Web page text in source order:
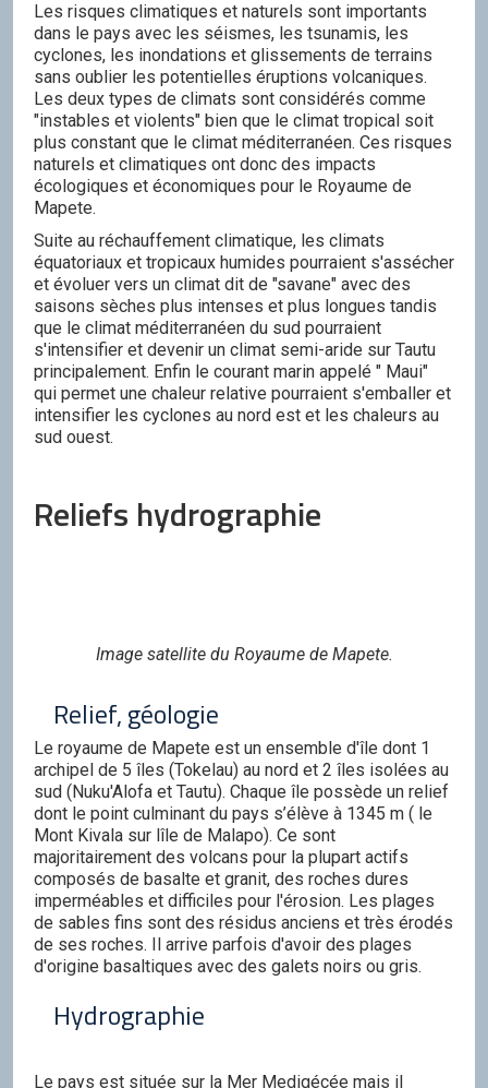
Les risques climatiques et naturels sont importants
dans le pays avec les séismes, les tsunamis, les
cyclones, les inondations et glissements de terrains
sans oublier les potentielles éruptions volcaniques.
Les deux types de climats sont considérés comme
"instables et violents" bien que le climat tropical soit
plus constant que le climat méditerranéen. Ces risques
naturels et climatiques ont donc des impacts
écologiques et économiques pour le Royaume de
Mapete.
Suite au réchauffement climatique, les climats
équatoriaux et tropicaux humides pourraient s'assécher
et évoluer vers un climat dit de "savane" avec des
saisons sèches plus intenses et plus longues tandis
que le climat méditerranéen du sud pourraient
s'intensifier et devenir un climat semi-aride sur Tautu
principalement. Enfin le courant marin appelé " Maui"
qui permet une chaleur relative pourraient s'emballer et
intensifier les cyclones au nord est et les chaleurs au
sud ouest.
Reliefs hydrographie
Image satellite du Royaume de Mapete.
Relief, géologie
Le royaume de Mapete est un ensemble d'île dont 1
archipel de 5 îles (Tokelau) au nord et 2 îles isolées au
sud (Nuku'Alofa et Tautu). Chaque île possède un relief
dont le point culminant du pays s’élève à 1345 m ( le
Mont Kivala sur lîle de Malapo). Ce sont
majoritairement des volcans pour la plupart actifs
composés de basalte et granit, des roches dures
imperméables et difficiles pour l'érosion. Les plages
de sables fins sont des résidus anciens et très érodés
de ses roches. Il arrive parfois d'avoir des plages
d'origine basaltiques avec des galets noirs ou gris.
Hydrographie
Le pays est située sur la Mer Medigécée mais il